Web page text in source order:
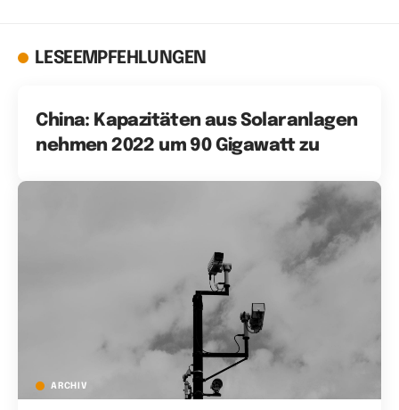
LESEEMPFEHLUNGEN
China: Kapazitäten aus Solaranlagen
nehmen 2022 um 90 Gigawatt zu
ARCHIV